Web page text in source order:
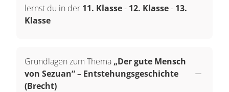
lernst du in der 11. Klasse- 12. Klasse- 13.
Klasse
Grundlagen zum Thema „Der gute Mensch
von Sezuan“ – Entstehungsgeschichte
(Brecht)